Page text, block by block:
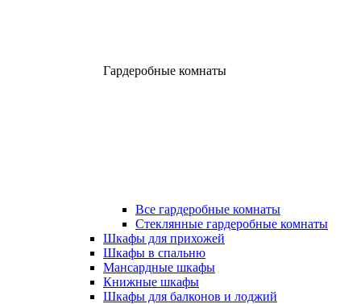
Гардеробные комнаты
Все гардеробные комнаты
Стеклянные гардеробные комнаты
Шкафы для прихожей
Шкафы в спальню
Мансардные шкафы
Книжные шкафы
Шкафы для балконов и лоджий